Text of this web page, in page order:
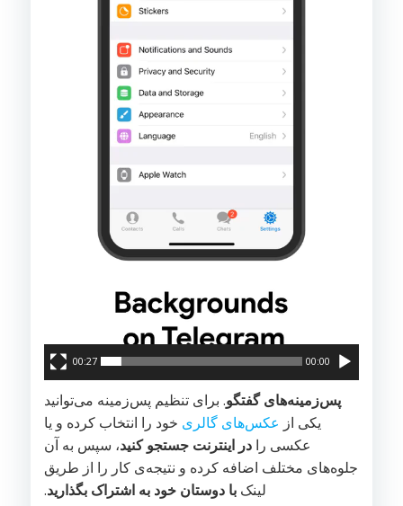
00:00
00:27
پس‌زمینه‌های گفتگو. برای تنظیم پس‌زمینه می‌توانید
یکی از عکس‌های گالری خود را انتخاب کرده و یا
عکسی را در اینترنت جستجو کنید، سپس به آن
جلوه‌های مختلف اضافه کرده و نتیجه‌ی کار را از‌ طریق
لینک با دوستان خود به اشتراک بگذارید.